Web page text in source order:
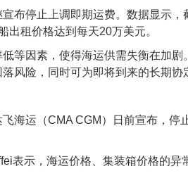
布停止上调即期运费。数据显示
出租价格达到每天20万美元。
等因素，使得海运供需失衡在加
风险，同时可为即将到来的长期协
海运（CMA CGM）日前宣布，
表示，海运价格、集装箱价格的